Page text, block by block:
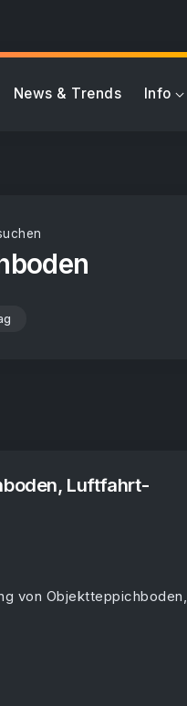
News & Trends Info
Luftfahrt-
von Objektteppichboden,